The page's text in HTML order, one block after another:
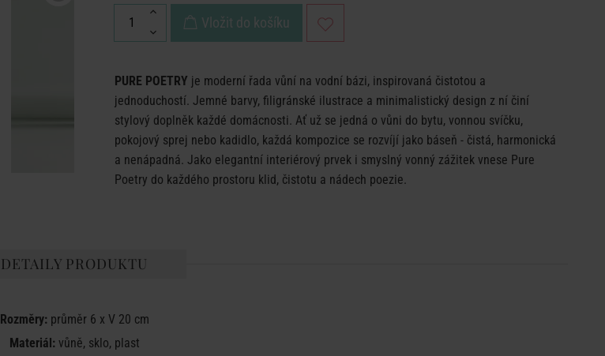
Vložit do košíku
PURE POETRY je moderní řada vůní na vodní bázi, inspirovaná čistotou a
jednoduchostí. Jemné barvy, filigránské ilustrace a minimalistický design z ní činí
stylový doplněk každé domácnosti. Ať už se jedná o vůni do bytu, vonnou svíčku,
pokojový sprej nebo kadidlo, každá kompozice se rozvíjí jako báseň - čistá, harmonická
a nenápadná. Jako elegantní interiérový prvek i smyslný vonný zážitek vnese Pure
Poetry do každého prostoru klid, čistotu a nádech poezie.
DETAILY PRODUKTU
Rozměry: průměr 6 x V 20 cm
Materiál:vůně, sklo, plast